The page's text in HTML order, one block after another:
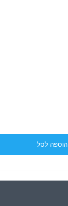
הוספה לסל